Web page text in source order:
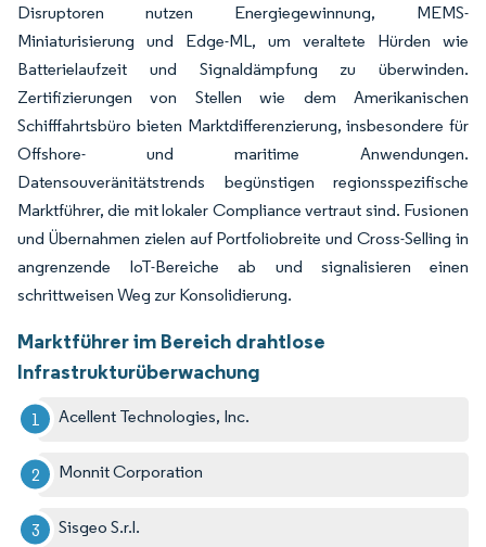
Disruptoren nutzen Energiegewinnung, MEMS-
Miniaturisierung und Edge-ML, um veraltete Hürden wie
Batterielaufzeit und Signaldämpfung zu überwinden.
Zertifizierungen von Stellen wie dem Amerikanischen
Schifffahrtsbüro bieten Marktdifferenzierung, insbesondere für
Offshore- und maritime Anwendungen.
Datensouveränitätstrends begünstigen regionsspezifische
Marktführer, die mit lokaler Compliance vertraut sind. Fusionen
und Übernahmen zielen auf Portfoliobreite und Cross-Selling in
angrenzende IoT-Bereiche ab und signalisieren einen
schrittweisen Weg zur Konsolidierung.
Marktführer im Bereich drahtlose
Infrastrukturüberwachung
Acellent Technologies, Inc.
Monnit Corporation
Sisgeo S.r.l.